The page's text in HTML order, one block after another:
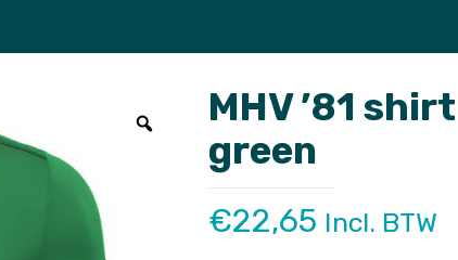
MHV ’81
green
€22,65 Incl. BTW